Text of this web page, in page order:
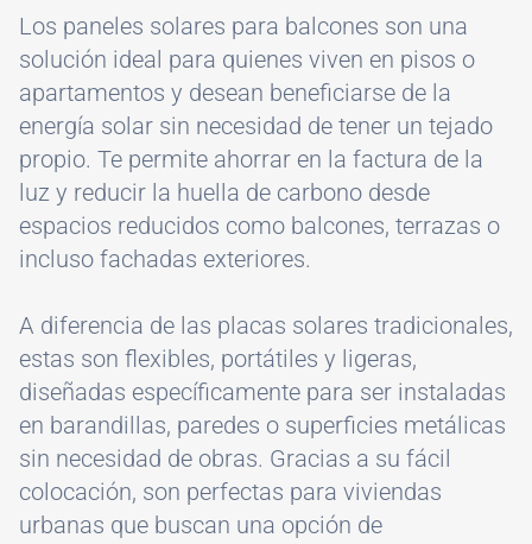
Los paneles solares para balcones son una
solución ideal para quienes viven en pisos o
apartamentos y desean beneficiarse de la
energía solar sin necesidad de tener un tejado
propio. Te permite ahorrar en la factura de la
luz y reducir la huella de carbono desde
espacios reducidos como balcones, terrazas o
incluso fachadas exteriores.
A diferencia de las placas solares tradicionales,
estas son flexibles, portátiles y ligeras,
diseñadas específicamente para ser instaladas
en barandillas, paredes o superficies metálicas
sin necesidad de obras. Gracias a su fácil
colocación, son perfectas para viviendas
urbanas que buscan una opción de